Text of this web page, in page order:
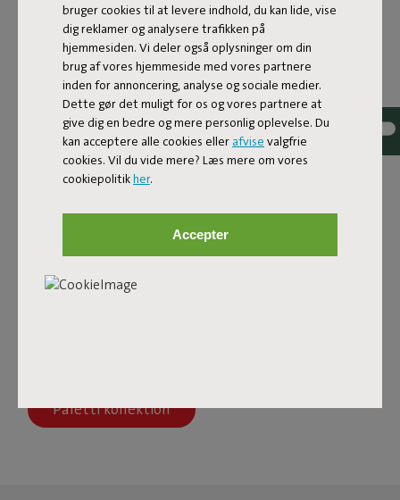
bruger cookies til at levere indhold, du kan lide, vise
dig reklamer og analysere trafikken på
hjemmesiden. Vi deler også oplysninger om din
brug af vores hjemmeside med vores partnere
inden for annoncering, analyse og sociale medier.
Dette gør det muligt for os og vores partnere at
give dig en bedre og mere personlig oplevelse. Du
kan acceptere alle cookies eller afvise valgfrie
cookies. Vil du vide mere? Læs mere om vores
cookiepolitikher.
Accepter
PALETTI
Afslapning, spisning, drikke, solbadning: alt er muligt med
Paletti loungesættet, inspireret af en palleunderstel.
Vælg de elementer, du har brug for, og skab dit eget
ideelle palleloungesæt – mulighederne er uendelige.
førsteklasses kvalitet. Modulerne er fremstillet med så
mange genbrugsmaterialer som muligt. Ryghynderne er
fyldt med overskydende skum, og bunden indeholder
genanvendelig plast. Resten af loungesættet er også
produceret bæredygtigt. Uanset om det er de UV-
Paletti kollektion